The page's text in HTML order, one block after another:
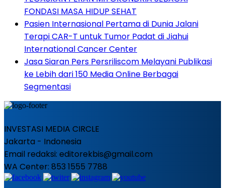
FONDASI MASA HIDUP SEHAT
Pasien Internasional Pertama di Dunia Jalani
Terapi CAR-T untuk Tumor Padat di Jiahui
International Cancer Center
Jasa Siaran Pers Persriliscom Melayani Publikasi
ke Lebih dari 150 Media Online Berbagai
Segmentasi
INVESTASI MEDIA CIRCLE
Jakarta - Indonesia
Email redaksi: editorekbis@gmail.com
WA Center: 853 1555 7788